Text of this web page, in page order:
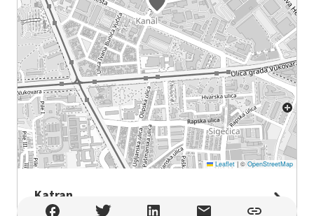
Leaflet |©OpenStreetMap
Katran
Katran , Zagreb